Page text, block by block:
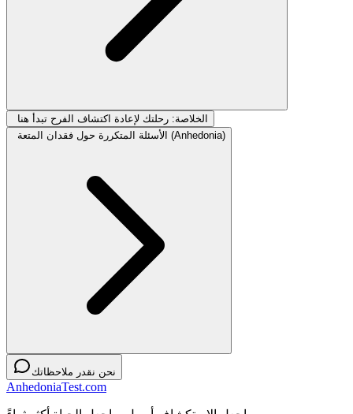
الخلاصة: رحلتك لإعادة اكتشاف الفرح تبدأ هنا
الأسئلة المتكررة حول فقدان المتعة (Anhedonia)
نحن نقدر ملاحظاتك
AnhedoniaTest.com